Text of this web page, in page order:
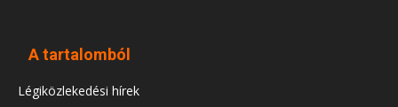
A tartalomból
Légiközlekedési hírek